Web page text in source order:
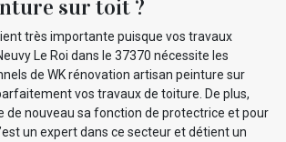
sur toit ?
très importante puisque vos travaux
Le Roi dans le 37370 nécessite les
de WK rénovation artisan peinture sur
vos travaux de toiture. De plus,
de nouveau sa fonction de protectrice et pour
un expert dans ce secteur et détient un